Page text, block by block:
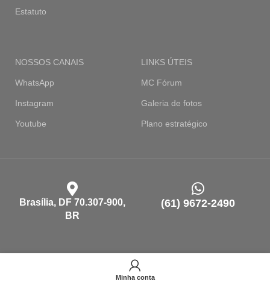
Estatuto
NOSSOS CANAIS
WhatsApp
Instagram
Youtube
LINKS ÚTEIS
MC Fórum
Galeria de fotos
Plano estratégico
Brasília, DF 70.307-900,
BR
(61) 9672-2490
contato@cncp.org.brMinha conta